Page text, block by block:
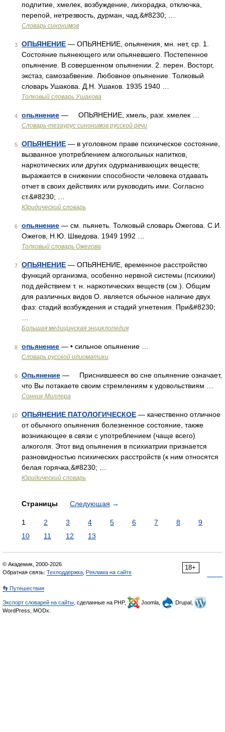
подпитие, хмелек, возбуждение, лихорадка, отключка,
перепой, нетрезвость, дурман, чад,&#8230; …
Словарь синонимов
3 ОПЬЯНЕНИЕ — ОПЬЯНЕНИЕ, опьянения, мн. нет, ср. 1.
Состояние пьянеющего или опьяневшего. Постепенное
опьянение. В совершенном опьянении. 2. перен. Восторг,
экстаз, самозабвение. Любовное опьянение. Толковый
словарь Ушакова. Д.Н. Ушаков. 1935 1940 …
Толковый словарь Ушакова
4 опьянение — ОПЬЯНЕНИЕ, хмель, разг. хмелек …
Словарь-тезаурус синонимов русской речи
5 ОПЬЯНЕНИЕ — в уголовном праве психическое состояние,
вызванное употреблением алкогольных напитков,
наркотических или других одурманивающих веществ;
выражается в снижении способности человека отдавать
отчет в своих действиях или руководить ими. Согласно
ст.&#8230; …
Юридический словарь
6 опьянение — см. пьянеть. Толковый словарь Ожегова. С.И.
Ожегов, Н.Ю. Шведова. 1949 1992 …
Толковый словарь Ожегова
7 ОПЬЯНЕНИЕ — ОПЬЯНЕНИЕ, временное расстройство
функций организма, особенно нервной системы (психики)
под действием т. н. наркотических веществ (см.). Общим
для различных видов О. является обычное наличие двух
фаз: стадий возбуждения и стадий угнетения. При&#8230;
Большая медицинская энциклопедия
8 опьянение — • сильное опьянение …
Словарь русской идиоматики
9 Опьянение — Приснившееся во сне опьянение означает,
что Вы потакаете своим стремлениям к удовольствиям …
Сонник Миллера
10 ОПЬЯНЕНИЕ ПАТОЛОГИЧЕСКОЕ — качественно отличное
от обычного опьянения болезненное состояние, также
возникающее в связи с употреблением (чаще всего)
алкоголя. Этот вид опьянения в психиатрии признается
разновидностью психических расстройств (к ним относятся
белая горячка,&#8230; …
Юридический словарь
Страницы Следующая →
1 2 3 4 5 6 7 8
9
10
11 12 13
18+
© Академик, 2000-2026
Обратная связь: Техподдержка Реклама на сайте
👣 Путешествия
Экспорт словарей на сайты , сделанные на PHP, Joomla,
Drupal,
WordPress, MODx.